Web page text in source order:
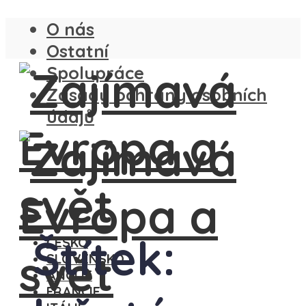
O nás
Ostatní
Spolupráce
Zásady ochrany osobních
údajů
ČESKO
SLOVENSKO
ANGLIE
FRANCIE
Štítek: